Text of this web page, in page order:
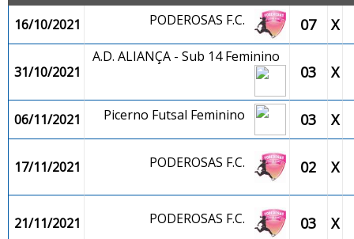
16/10/2021
PODEROSAS F.C. 07 X
31/10/2021
A.D. ALIANÇA - Sub 14 Feminino
03 X
06/11/2021 Picerno Futsal Feminino 03 X
17/11/2021 PODEROSAS F.C. 02 X
21/11/2021 PODEROSAS F.C. 03 X